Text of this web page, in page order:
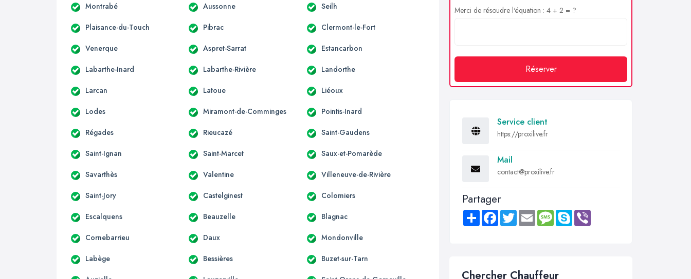
Montrabé Aussonne Seilh
Plaisance-du-Touch Pibrac Clermont-le-Fort
Venerque Aspret-Sarrat Estancarbon
Labarthe-Inard Labarthe-Rivière Landorthe
Larcan Latoue Liéoux
Lodes Miramont-de-Comminges Pointis-Inard
Régades Rieucazé Saint-Gaudens
Saint-Ignan Saint-Marcet Saux-et-Pomarède
Savarthès Valentine Villeneuve-de-Rivière
Saint-Jory Castelginest Colomiers
Escalquens Beauzelle Blagnac
Cornebarrieu Daux Mondonville
Labège Bessières Buzet-sur-Tarn
Merci de résoudre l'équation : 4 + 2 = ?
Réserver
Service client
https://proxilive.fr
Mail
contact@proxilive.fr
Partager
Share FacebookTwitter Email MessageSkype
Chercher Chauffeur